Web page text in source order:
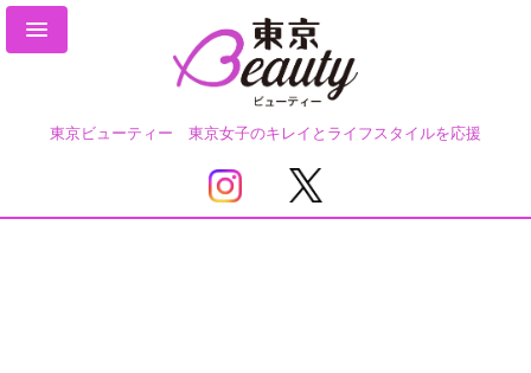
東京ビューティー 東京女子のキレイとライフスタイルを応援